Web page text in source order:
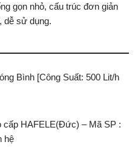
gọn nhỏ, cấu trúc đơn giản
dễ sử dụng.
Bình [Công Suất: 500 Lit/h
cấp HAFELE(Đức) – Mã SP :
hệ